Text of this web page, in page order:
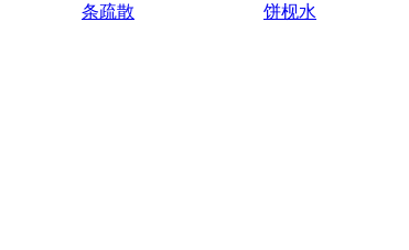
条疏散
饼枧水